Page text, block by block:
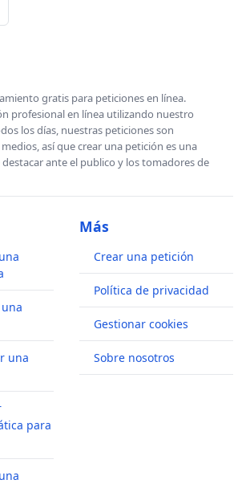
gratis para peticiones en línea.
profesional en línea utilizando nuestro
los días, nuestras peticiones son
así que crear una petición es una
ante el publico y los tomadores de
una
para
Más
Crear una petición
Política de privacidad
Gestionar cookies
Sobre nosotros